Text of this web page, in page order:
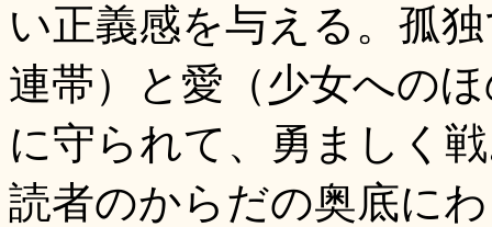
い正義感を与える。孤
連帯）と愛（少女への
に守られて、勇ましく
読者のからだの奥底に